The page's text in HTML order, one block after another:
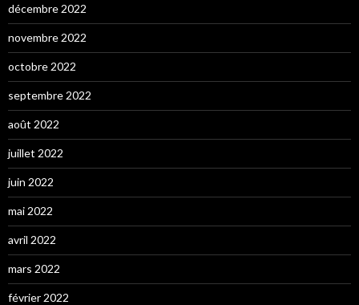
décembre 2022
novembre 2022
octobre 2022
septembre 2022
août 2022
juillet 2022
juin 2022
mai 2022
avril 2022
mars 2022
février 2022